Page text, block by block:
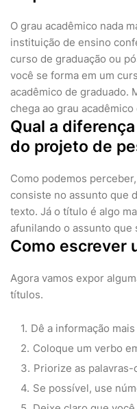
O grau acadêmico nada
instituição de ensino
curso de graduação ou
você se forma em um
acadêmico de graduado.
chega ao grau
Qual a
do projeto de
Como podemos
consiste no assunto que
texto. Já o título é algo
afunilando o assunto
Como escrever
Agora vamos expor
títulos.
Dê a informação
Coloque um verbo
Priorize as palavras-
Se possível, use